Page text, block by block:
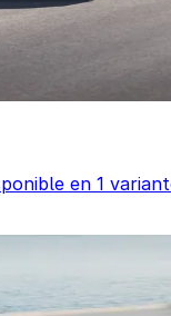
en 1